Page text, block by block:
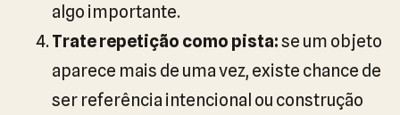
algo importante.
Trate repetição como pista:se um objeto
aparece mais de uma vez, existe chance de
ser referência intencional ou construção